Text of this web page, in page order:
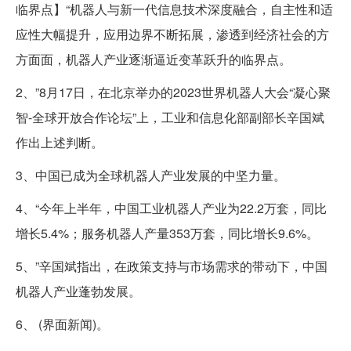
临界点】“机器人与新一代信息技术深度融合，自主性和适
应性大幅提升，应用边界不断拓展，渗透到经济社会的方
方面面，机器人产业逐渐逼近变革跃升的临界点。
2、”8月17日，在北京举办的2023世界机器人大会“凝心聚
智-全球开放合作论坛”上，工业和信息化部副部长辛国斌
作出上述判断。
3、中国已成为全球机器人产业发展的中坚力量。
4、“今年上半年，中国工业机器人产业为22.2万套，同比
增长5.4%；服务机器人产量353万套，同比增长9.6%。
5、”辛国斌指出，在政策支持与市场需求的带动下，中国
机器人产业蓬勃发展。
6、 (界面新闻)。